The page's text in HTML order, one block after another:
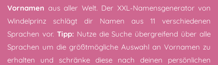
Vornamen aus aller Welt. Der XXL-Namensgenerator von
Windelprinz schlägt dir Namen aus 11 verschiedenen
Sprachen vor. Tipp: Nutze die Suche übergreifend über alle
Sprachen um die größtmögliche Auswahl an Vornamen zu
erhalten und schränke diese nach deinen persönlichen